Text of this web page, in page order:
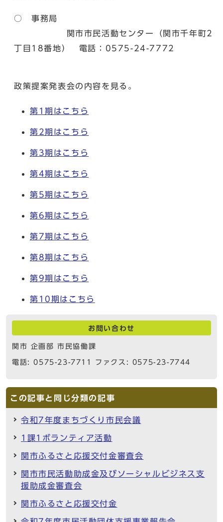
○ 事務局
関市市民活動センター（関市千年町2
丁目18番地） 電話：0575-24-7772
政策提案発表会の内容を見る。
第1期はこちら
第2期はこちら
第3期はこちら
第4期はこちら
第5期はこちら
第6期はこちら
第7期はこちら
第8期はこちら
第9期はこちら
第10期はこちら
お問い合わせ
関市 企画部 市民協働課
電話: 0575-23-7711 ファクス: 0575-23-7744
この記事と同じ分類の記事
令和7年度まちづくり市民会議
1課1ボランティア活動
関市ふるさと応援交付金審査会
関市市民活動助成金及びソーシャルビジネス支
援助成金審査会
関市ふるさと応援交付金